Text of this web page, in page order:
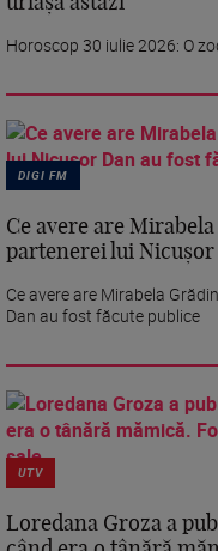
Horoscop 30 iulie 2026: O
DIGI FM
Ce avere are
partenerei lui Nicușor
Ce avere are Mirabela
Dan au fost făcute publice
UTV
Loredana Groza a